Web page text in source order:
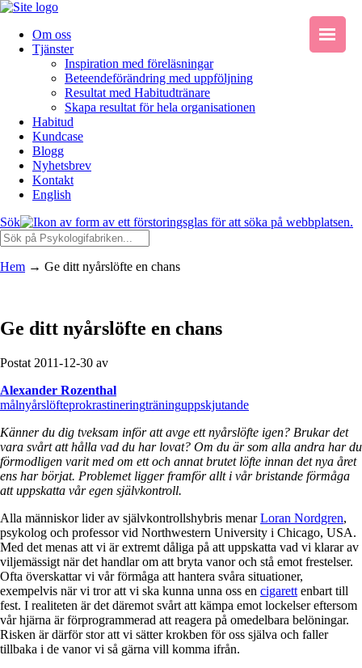
Om oss
Tjänster
Inspiration med föreläsningar
Beteendeförändring med uppföljning
Resultat med Habitudtränare
Skapa resultat för hela organisationen
Habitud
Kundcase
Blogg
Nyhetsbrev
Kontakt
English
Sök
Hem → Ge ditt nyårslöfte en chans
Ge ditt nyårslöfte en chans
Postat 2011-12-30 av
Alexander Rozenthal
målnyårslöfteprokrastineringträninguppskjutande
Känner du dig tveksam inför att avge ett nyårslöfte igen? Brukar det
vara svårt att hålla vad du har lovat? Om du är som alla andra har du
förmodligen varit med om ett och annat brutet löfte innan det nya året
ens har börjat. Problemet ligger framför allt i vår bristande förmåga
att uppskatta vår egen självkontroll.
Alla människor lider av självkontrollshybris menarLoran Nordgren,
psykolog och professor vid Northwestern University i Chicago, USA.
Med det menas att vi är extremt dåliga på att uppskatta vad vi klarar av
viljemässigt när det handlar om att bryta vanor och stå emot frestelser.
Ofta överskattar vi vår förmåga att hantera svåra situationer,
exempelvis när vi tror att vi ska kunna unna oss en cigarett enbart till
fest. I realiteten är det däremot svårt att kämpa emot lockelser eftersom
vår hjärna är förprogrammerad att reagera på omedelbara belöningar.
Risken är därför stor att vi sätter krokben för oss själva och faller
tillbaka i de vanor vi så gärna vill komma ifrån.